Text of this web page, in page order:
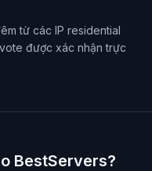
từ các IP residential
được xác nhận trực
BestServers?